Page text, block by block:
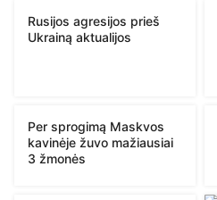
Rusijos agresijos prieš
Ukrainą aktualijos
Per sprogimą Maskvos
kavinėje žuvo mažiausiai
3 žmonės